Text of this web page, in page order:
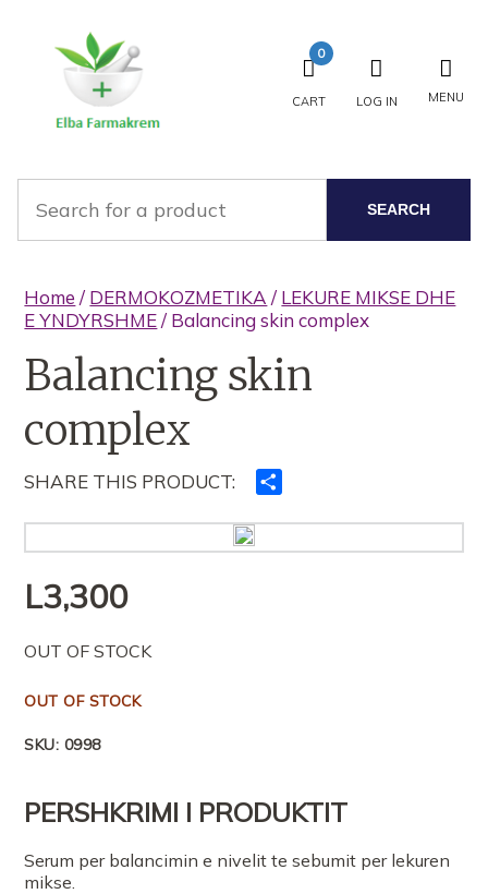
CART
0
LOG IN MENU
SEARCH
Home / DERMOKOZMETIKA / LEKURE MIKSE DHE
E YNDYRSHME/ Balancing skin complex
Balancing skin
complex
SHARE THIS PRODUCT:
tjerët
L3,300
OUT OF STOCK
OUT OF STOCK
SKU: 0998
PERSHKRIMI I PRODUKTIT
Serum per balancimin e nivelit te sebumit per lekuren
mikse.